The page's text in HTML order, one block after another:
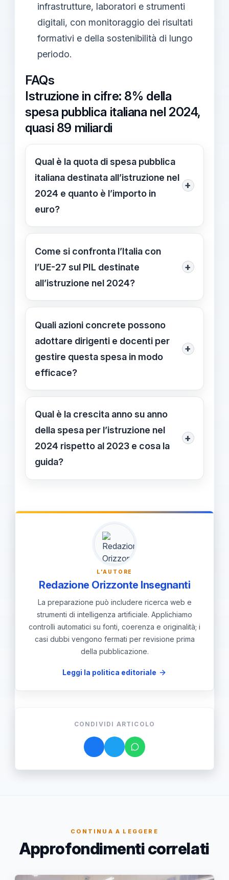
infrastrutture, laboratori e strumenti
digitali, con monitoraggio dei risultati
formativi e della sostenibilità di lungo
periodo.
FAQs
Istruzione in cifre: 8% della
spesa pubblica italiana nel 2024,
quasi 89 miliardi
Qual è la quota di spesa pubblica
italiana destinata all’istruzione nel
2024 e quanto è l’importo in
euro?
+
Nel 2024 l’Italia ha destinato 88,95
miliardi di euro all’istruzione, pari
all’8% della spesa pubblica totale. Si
tratta di una quota significativa per
Come si confronta l’Italia con
l’UE-27 sul PIL destinate
all’istruzione nel 2024?
+
Italia 4,0% del PIL destinato
all’istruzione, rispetto a 4,8% per
l’UE-27 nel 2024. L’Italia risulta al di
sotto della media UE.
Quali azioni concrete possono
adottare dirigenti e docenti per
gestire questa spesa in modo
efficace?
+
Analizzare risorse e ripartire i fondi tra
classi, plessi e progetti, con
attenzione a primarie e secondarie e
agli interventi di innovazione.
Aggiornare contratti e programmi di
investimenti in infrastrutture,
laboratori e strumenti digitali, con
monitoraggio dei risultati.
Qual è la crescita anno su anno
della spesa per l’istruzione nel
2024 rispetto al 2023 e cosa la
guida?
+
La spesa per istruzione è cresciuta
trainata dal PN RR e dai rinnovi
L'AUTORE
Redazione Orizzonte Insegnanti
La preparazione può includere ricerca web e
strumenti di intelligenza artificiale. Applichiamo
controlli automatici su fonti, coerenza e originalità; i
casi dubbi vengono fermati per revisione prima
della pubblicazione.
Leggi la politica editoriale
CONDIVIDI ARTICOLO
CONTINUA A LEGGERE
Approfondimenti correlati